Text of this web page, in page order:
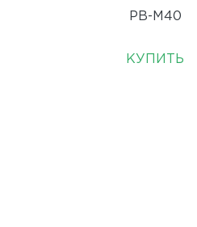
PB-M40
КУПИТЬ